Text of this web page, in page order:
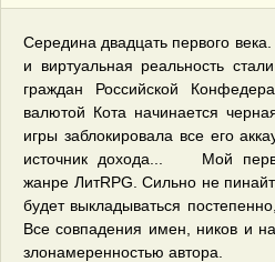
Середина двадцать первого
и виртуальная реальность
граждан Российской
валютой Кота начинается
игры заблокировала все его
источник дохода... Мой
жанре ЛитRPG. Сильно не
будет выкладываться
Все совпадения имен, ников и
злонамеренностью автора.